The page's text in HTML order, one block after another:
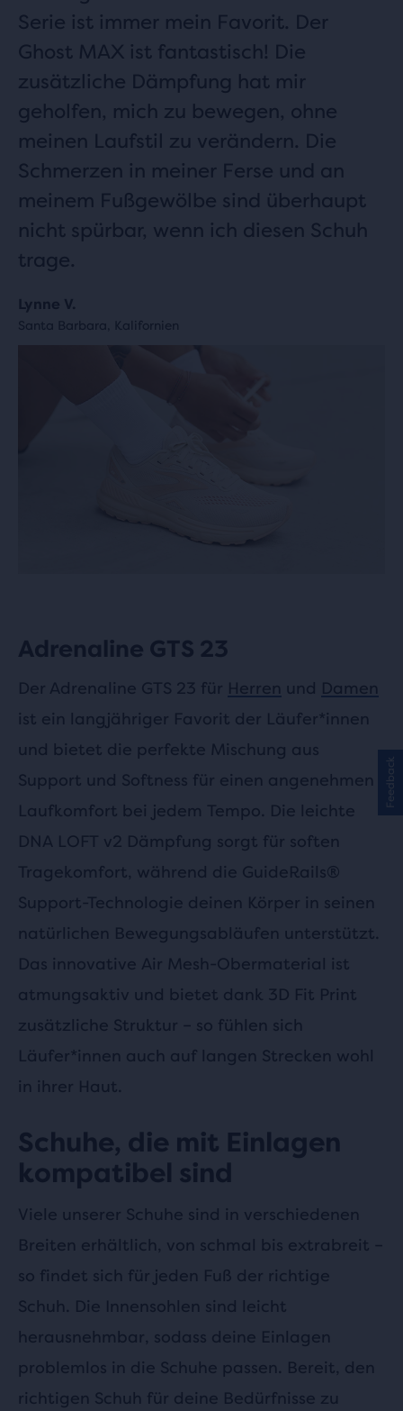
Serie ist immer mein Favorit. Der
Ghost MAX ist fantastisch! Die
zusätzliche Dämpfung hat mir
geholfen, mich zu bewegen, ohne
meinen Laufstil zu verändern. Die
Schmerzen in meiner Ferse und an
meinem Fußgewölbe sind überhaupt
nicht spürbar, wenn ich diesen Schuh
trage.
Lynne V.
Santa Barbara, Kalifornien
Adrenaline GTS 23
Der Adrenaline GTS 23 für Herren und Damen
ist ein langjähriger Favorit der Läufer*innen
und bietet die perfekte Mischung aus
Support und Softness für einen angenehmen
Laufkomfort bei jedem Tempo. Die leichte
DNA LOFT v2 Dämpfung sorgt für soften
Tragekomfort, während die GuideRails®
Support-Technologie deinen Körper in seinen
natürlichen Bewegungsabläufen unterstützt.
Das innovative Air Mesh-Obermaterial ist
atmungsaktiv und bietet dank 3D Fit Print
zusätzliche Struktur – so fühlen sich
Läufer*innen auch auf langen Strecken wohl
in ihrer Haut.
Schuhe, die mit Einlagen
kompatibel sind
Viele unserer Schuhe sind in verschiedenen
Breiten erhältlich, von schmal bis extrabreit –
so findet sich für jeden Fuß der richtige
Schuh. Die Innensohlen sind leicht
herausnehmbar, sodass deine Einlagen
problemlos in die Schuhe passen. Bereit, den
richtigen Schuh für deine Bedürfnisse zu
Feedback